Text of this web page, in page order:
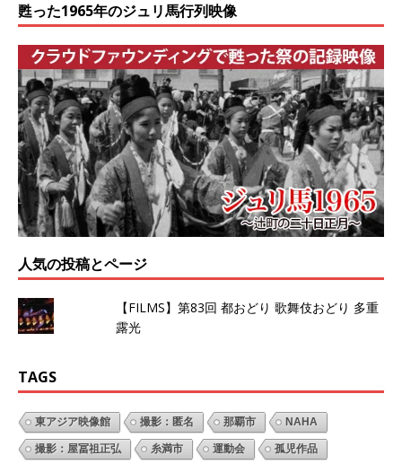
甦った1965年のジュリ馬行列映像
人気の投稿とページ
【FILMS】第83回 都おどり 歌舞伎おどり 多重
露光
TAGS
東アジア映像館 撮影：匿名 那覇市 NAHA
撮影：屋冨祖正弘 糸満市 運動会 孤児作品